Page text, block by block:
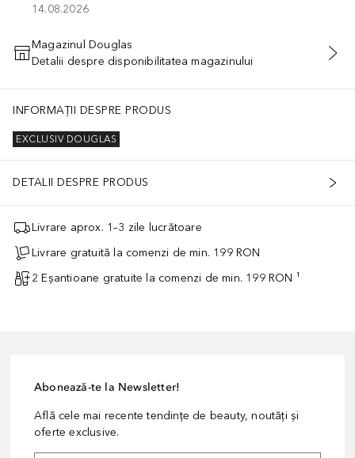
14.08.2026
ADĂUGAȚI ÎN COŞ
Magazinul Douglas
Detalii despre disponibilitatea magazinului
INFORMAȚII DESPRE PRODUS
EXCLUSIV DOUGLAS
DETALII DESPRE PRODUS
Livrare aprox. 1–3 zile lucrătoare
Livrare gratuită la comenzi de min. 199 RON
2 Eșantioane gratuite la comenzi de min. 199 RON ¹
Abonează-te la Newsletter!
Află cele mai recente tendințe de beauty, noutăți și
oferte exclusive.